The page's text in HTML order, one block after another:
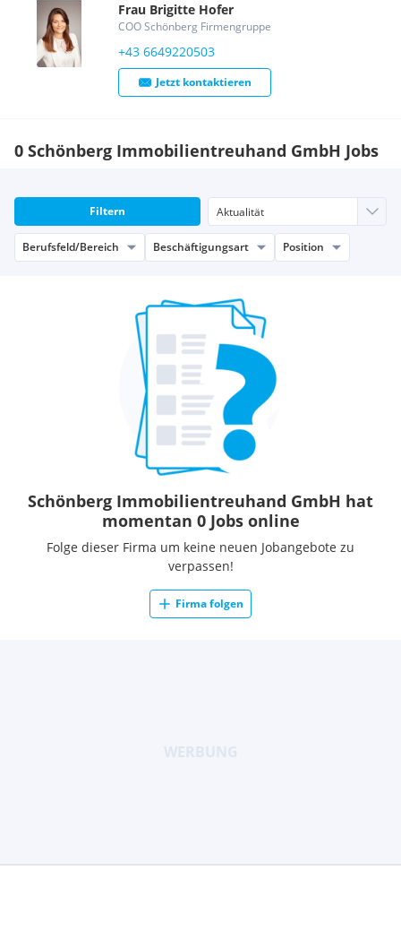
Frau Brigitte Hofer
COO Schönberg Firmengruppe
+43 6649220503
Jetzt kontaktieren
0 Schönberg Immobilientreuhand GmbH Jobs
Filtern
Berufsfeld/Bereich Beschäftigungsart Position
Schönberg Immobilientreuhand GmbH hat
momentan 0 Jobs online
Folge dieser Firma um keine neuen Jobangebote zu
verpassen!
Firma folgen